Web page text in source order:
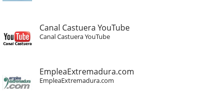
Canal Castuera YouTube
Canal Castuera YouTube
EmpleaExtremadura.com
EmpleaExtremadura.com